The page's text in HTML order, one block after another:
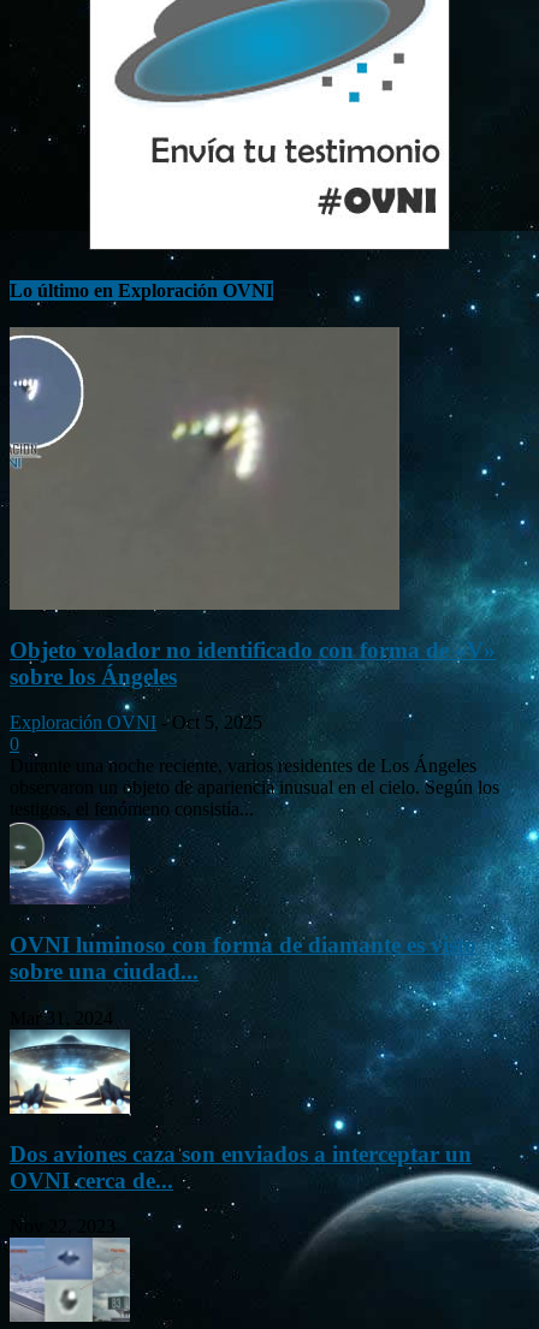
Lo último en Exploración OVNI
Objeto volador no identificado con forma de «V»
sobre los Ángeles
Exploración OVNI - Oct 5, 2025
0
Durante una noche reciente, varios residentes de Los Ángeles
observaron un objeto de apariencia inusual en el cielo. Según los
testigos, el fenómeno consistía...
OVNI luminoso con forma de diamante es visto
sobre una ciudad...
Mar 31, 2024
Dos aviones caza son enviados a interceptar un
OVNI cerca de...
Nov 22, 2023